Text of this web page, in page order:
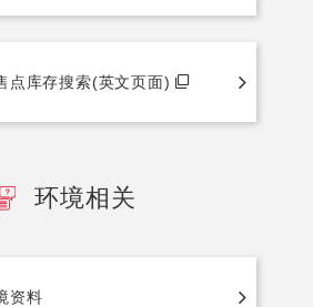
点库存搜索(英文页面)
环境相关
资料